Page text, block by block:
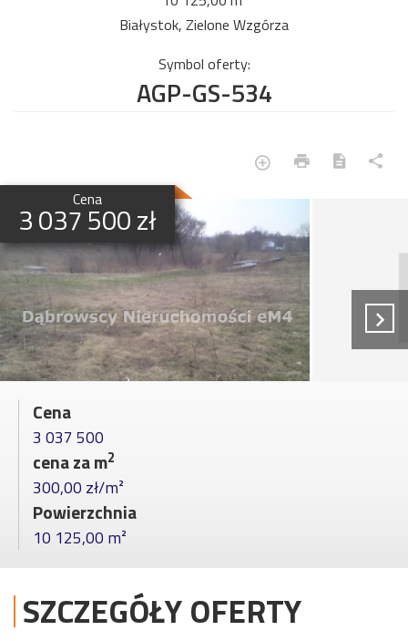
Białystok, Zielone Wzgórza
Symbol oferty:
AGP-GS-534
Cena
3 037 500 zł
Cena
3 037 500
cena za m2
300,00 zł/m²
Powierzchnia
10 125,00 m²
SZCZEGÓŁY OFERTY